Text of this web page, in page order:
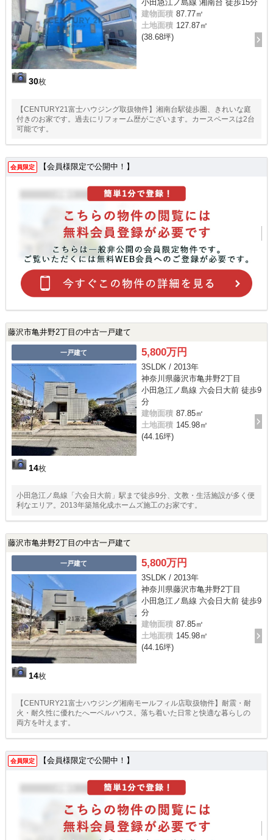
30枚
小田急江ノ島線 湘南台 徒歩15分
建物面積 87.77㎡
土地面積 127.87㎡
(38.68坪)
【CENTURY21富士ハウジング取扱物件】湘南台駅徒歩圏、きれいな庭
付きのお家です。過去にリフォーム歴がございます。カースペースは2台
可能です。
会員限定 【会員様限定で公開中！】
藤沢市亀井野2丁目の中古一戸建て
一戸建て
14枚
5,800万円
3SLDK / 2013年
神奈川県藤沢市亀井野2丁目
小田急江ノ島線 六会日大前 徒歩9
分
建物面積 87.85㎡
土地面積 145.98㎡
(44.16坪)
小田急江ノ島線「六会日大前」駅まで徒歩9分、文教・生活施設が多く便
利なエリア。2013年築旭化成ホームズ施工のお家です。
藤沢市亀井野2丁目の中古一戸建て
一戸建て
14枚
5,800万円
3SLDK / 2013年
神奈川県藤沢市亀井野2丁目
小田急江ノ島線 六会日大前 徒歩9
分
建物面積 87.85㎡
土地面積 145.98㎡
(44.16坪)
【CENTURY21富士ハウジング湘南モールフィル店取扱物件】耐震・耐
火・耐久性に優れたへーベルハウス。落ち着いた日常と快適な暮らしの
両方を叶えます。
会員限定 【会員様限定で公開中！】